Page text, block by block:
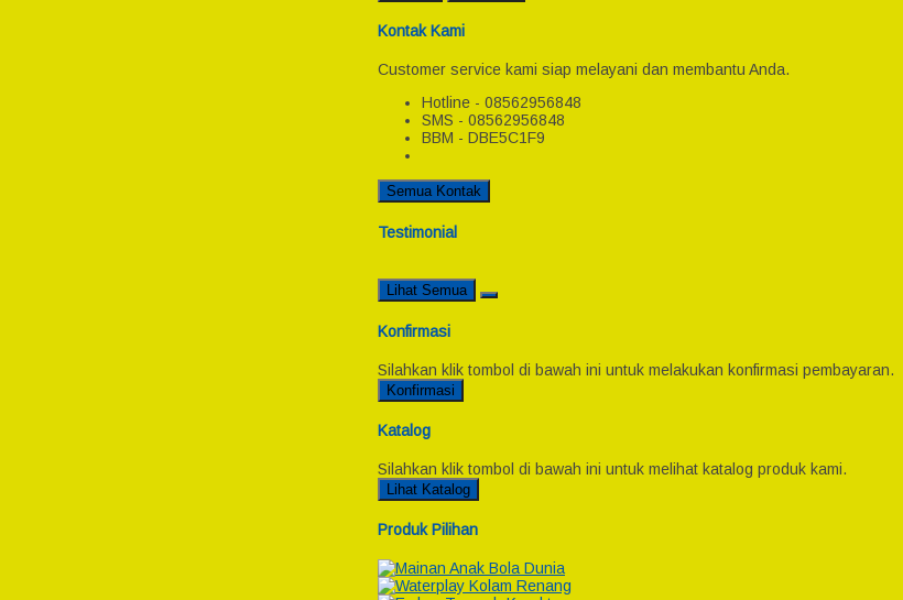
Kontak Kami
Customer service kami siap melayani dan membantu Anda.
Hotline - 08562956848
SMS - 08562956848
BBM - DBE5C1F9
Semua Kontak
Testimonial
Lihat Semua
Konfirmasi
Silahkan klik tombol di bawah ini untuk melakukan konfirmasi pembayaran.
Konfirmasi
Katalog
Silahkan klik tombol di bawah ini untuk melihat katalog produk kami.
Lihat Katalog
Produk Pilihan